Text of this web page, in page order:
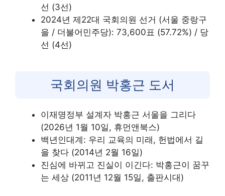
선 (3선)
2024년 제22대 국회의원 선거 (서울 중랑구
을 / 더불어민주당): 73,600표 (57.72%) / 당
선 (4선)
국회의원 박홍근 도서
이재명정부 설계자 박홍근 서울을 그리다
(2026년 1월 10일, 휴먼앤북스)
백년인대계: 우리 교육의 미래, 헌법에서 길
을 찾다 (2014년 2월 16일)
진심에 바뀌고 진실이 이긴다: 박홍근이 꿈꾸
는 세상 (2011년 12월 15일, 출판시대)